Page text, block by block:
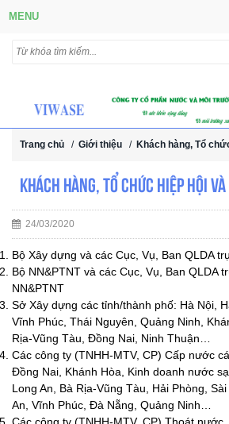
MENU
Trang chủ / Giới thiệu / Khách hàng, Tổ
Khách hàng, Tổ chức hiệp hội
24/03/2020
Bộ Xây dựng và các Cục, Vụ, Ban QLDA
Bộ NN&PTNT và các Cục, Vụ, Ban QLDA
NN&PTNT
Sở Xây dựng các tỉnh/thành phố: Hà Nội,
Vĩnh Phúc, Thái Nguyên, Quảng Ninh,
Rịa-Vũng Tàu, Đồng Nai, Ninh Thuận…
Các công ty (TNHH-MTV, CP) Cấp nước
Đồng Nai, Khánh Hòa, Kinh doanh nước
Long An, Bà Rịa-Vũng Tàu, Hải Phòng,
An, Vĩnh Phúc, Đà Nẵng, Quảng Ninh…